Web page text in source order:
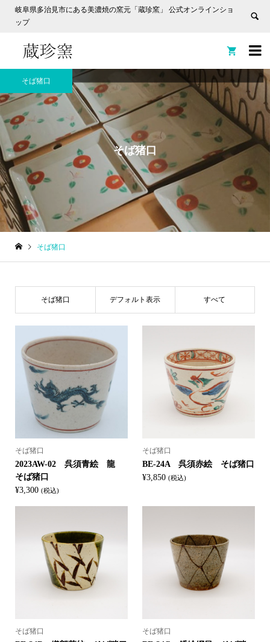
岐阜県多治見市にある美濃焼の窯元「蔵珍窯」 公式オンラインショ
ップ


そば猪口
そば猪口
そば猪口
そば猪口 デフォルト表示 すべて
そば猪口
2023AW-02 呉須青絵 龍
そば猪口
¥3,300 (税込)
そば猪口
BE-24A 呉須赤絵 そば猪口
¥3,850 (税込)
そば猪口 そば猪口